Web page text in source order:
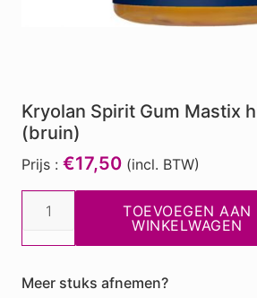
Kryolan Spirit Gum Mastix
(bruin)
Prijs : €17,50 (incl. BTW)
Kryolan
Gum
TOEVOEGEN AAN
WINKELWAGEN
Meer stuks afnemen?